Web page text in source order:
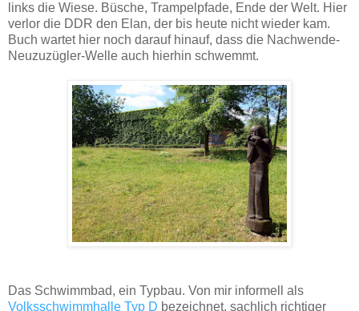
links die Wiese. Büsche, Trampelpfade, Ende der Welt. Hier
verlor die DDR den Elan, der bis heute nicht wieder kam.
Buch wartet hier noch darauf hinauf, dass die Nachwende-
Neuzuzügler-Welle auch hierhin schwemmt.
Das Schwimmbad, ein Typbau. Von mir informell als
Volksschwimmhalle Typ D bezeichnet, sachlich richtiger